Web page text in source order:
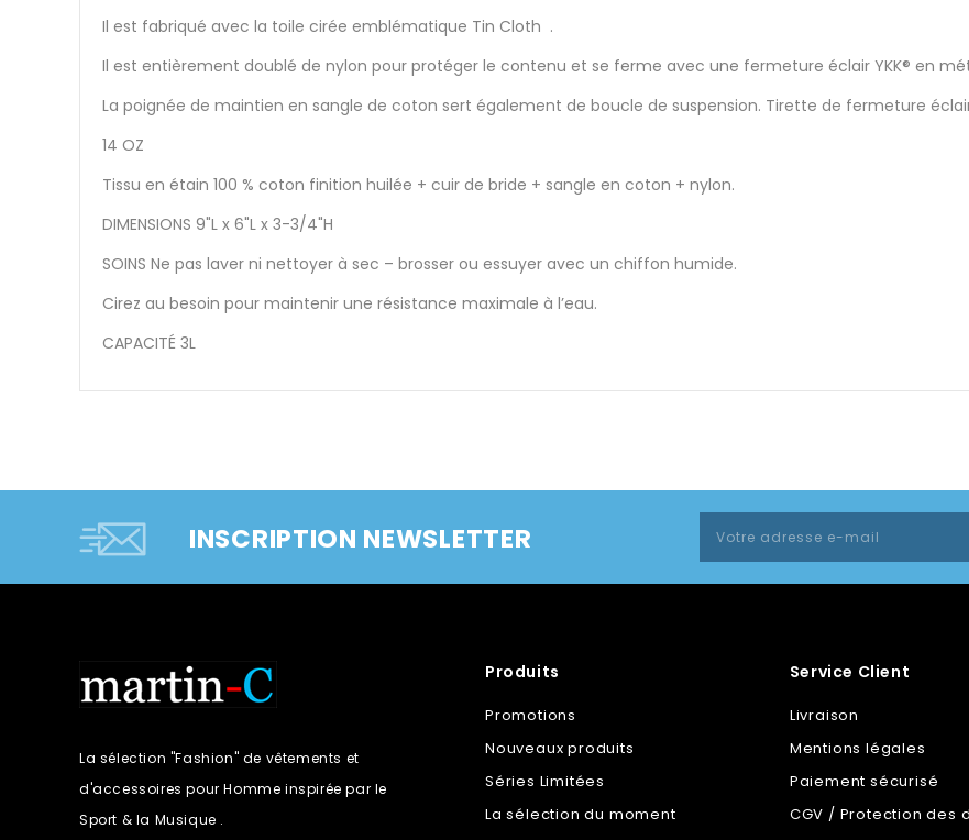
Il est fabriqué avec la toile cirée emblématique Tin Cloth .
Il est entièrement doublé de nylon pour protéger le contenu et se ferme avec une fermeture éclair YKK® en
La poignée de maintien en sangle de coton sert également de boucle de suspension. Tirette de fermeture
14 OZ
Tissu en étain 100 % coton finition huilée + cuir de bride + sangle en coton + nylon.
DIMENSIONS 9"L x 6"L x 3-3/4"H
SOINS Ne pas laver ni nettoyer à sec – brosser ou essuyer avec un chiffon humide.
Cirez au besoin pour maintenir une résistance maximale à l’eau.
CAPACITÉ 3L
INSCRIPTION NEWSLETTER
La sélection "Fashion" de vêtements et
d'accessoires pour Homme inspirée par le
Sport & la Musique .
Produits
Promotions
Nouveaux produits
Séries Limitées
La sélection du moment
Service Client
Livraison
Mentions légales
Paiement sécurisé
CGV / Protection des